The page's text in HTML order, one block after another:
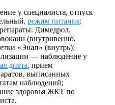
у специалиста, отпуск
режим питания:
Димедрол,
(внутривенно,
«Энап» (внутрь);
— наблюдение у
диета, прием
выписанных
наблюдений;
здоровья ЖКТ по